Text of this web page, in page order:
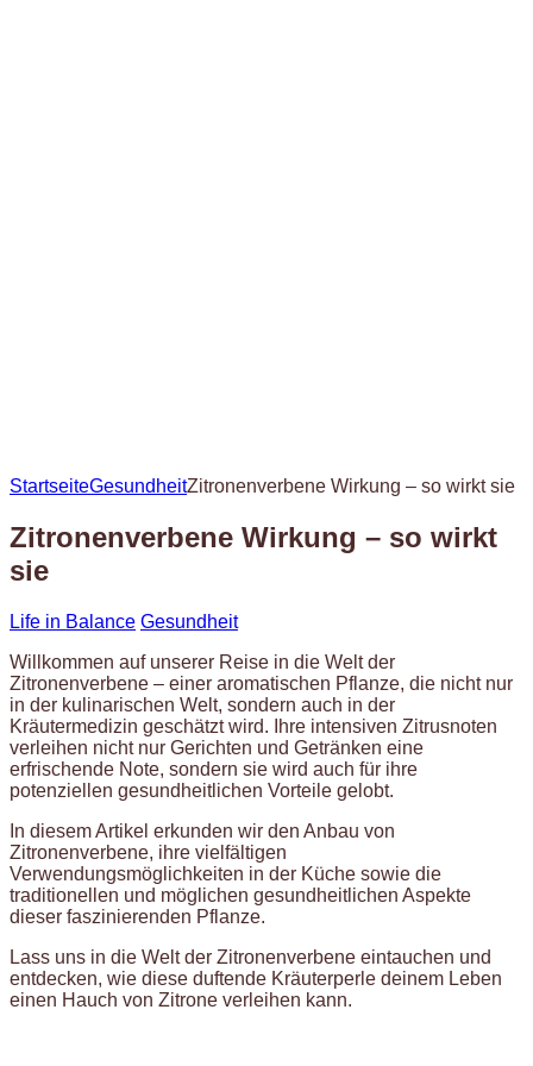
StartseiteGesundheitZitronenverbene Wirkung – so wirkt sie
Zitronenverbene Wirkung – so wirkt
sie
Life in Balance Gesundheit
Willkommen auf unserer Reise in die Welt der
Zitronenverbene – einer aromatischen Pflanze, die nicht nur
in der kulinarischen Welt, sondern auch in der
Kräutermedizin geschätzt wird. Ihre intensiven Zitrusnoten
verleihen nicht nur Gerichten und Getränken eine
erfrischende Note, sondern sie wird auch für ihre
potenziellen gesundheitlichen Vorteile gelobt.
In diesem Artikel erkunden wir den Anbau von
Zitronenverbene, ihre vielfältigen
Verwendungsmöglichkeiten in der Küche sowie die
traditionellen und möglichen gesundheitlichen Aspekte
dieser faszinierenden Pflanze.
Lass uns in die Welt der Zitronenverbene eintauchen und
entdecken, wie diese duftende Kräuterperle deinem Leben
einen Hauch von Zitrone verleihen kann.